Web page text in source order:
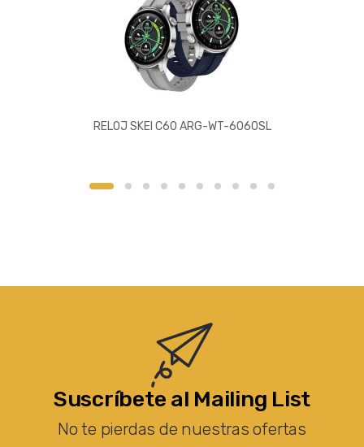
RELOJ SKEI C60 ARG-WT-6060SL
Suscríbete al Mailing List
No te pierdas de nuestras ofertas